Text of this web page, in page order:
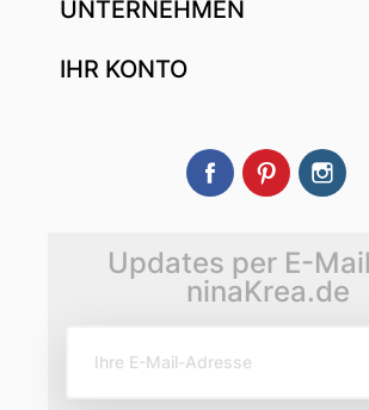
UNTERNEHMEN
IHR KONTO
FacebookPinterest
Updates per E-
ninaKrea.de